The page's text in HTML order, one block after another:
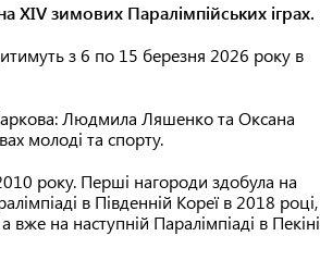
XIV зимових Паралімпійських іграх.
з 6 по 15 березня 2026 року в
Харкова: Людмила Ляшенко та Оксана
молоді та спорту.
року. Перші нагороди здобула на
в Південній Кореї в 2018 році,
на наступній Паралімпіаді в Пекіні